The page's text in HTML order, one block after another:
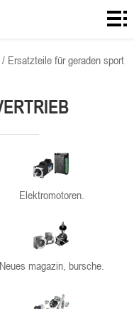
Ersatzteile für geraden sport
Elektromotoren.
Neues magazin, bursche.